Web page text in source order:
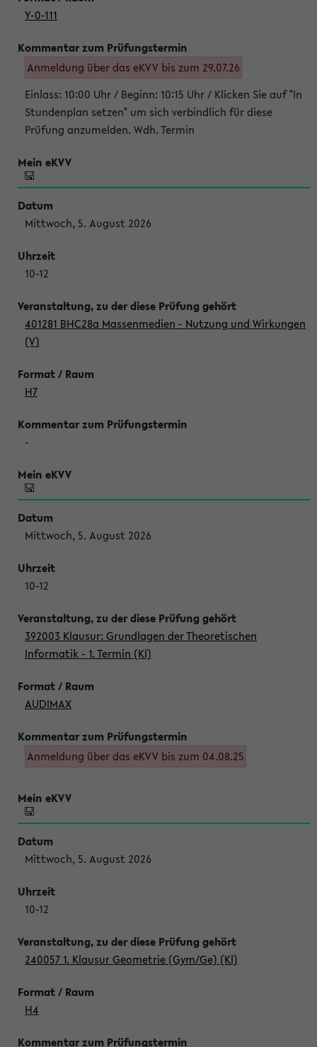
Y-0-111
Anmeldung über das eKVV bis zum 29.07.26
Einlass: 10:00 Uhr / Beginn: 10:15 Uhr / Klicken Sie auf "In
Stundenplan setzen" um sich verbindlich für diese
Prüfung anzumelden. Wdh. Termin
Mittwoch, 5. August 2026
10-12
401281 BHC28a Massenmedien - Nutzung und Wirkungen
(V)
H7
-
Mittwoch, 5. August 2026
10-12
392003 Klausur: Grundlagen der Theoretischen
Informatik - 1. Termin (Kl)
AUDIMAX
Anmeldung über das eKVV bis zum 04.08.25
Mittwoch, 5. August 2026
10-12
240057 1. Klausur Geometrie (Gym/Ge) (Kl)
H4